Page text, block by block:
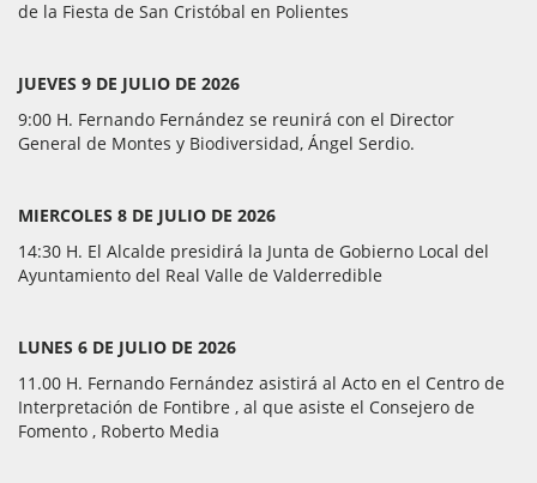
de la Fiesta de San Cristóbal en Polientes
JUEVES 9 DE JULIO DE 2026
9:00 H. Fernando Fernández se reunirá con el Director
General de Montes y Biodiversidad, Ángel Serdio.
MIERCOLES 8 DE JULIO DE 2026
14:30 H. El Alcalde presidirá la Junta de Gobierno Local del
Ayuntamiento del Real Valle de Valderredible
LUNES 6 DE JULIO DE 2026
11.00 H. Fernando Fernández asistirá al Acto en el Centro de
Interpretación de Fontibre , al que asiste el Consejero de
Fomento , Roberto Media